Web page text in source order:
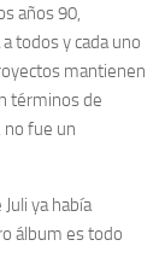
años 90,
todos y cada uno
mantienen
términos de
no fue un
ya había
álbum es todo